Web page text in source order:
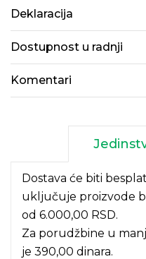
Deklaracija
Dostupnost u radnji
Komentari
Dostava će biti
uključuje proizvode
od 6.000,00 RSD.
Za porudžbine u
je 390,00 dinara.